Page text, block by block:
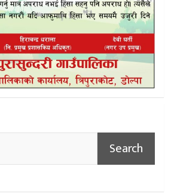
Search